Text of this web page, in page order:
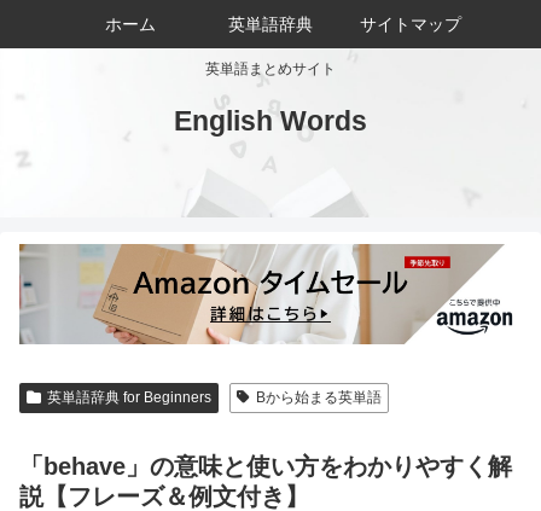
英単語まとめサイト
English Words
ホーム 英単語辞典 サイトマップ
英単語辞典 for Beginners Bから始まる英単語
「behave」の意味と使い方をわかりやすく解
説【フレーズ＆例文付き】